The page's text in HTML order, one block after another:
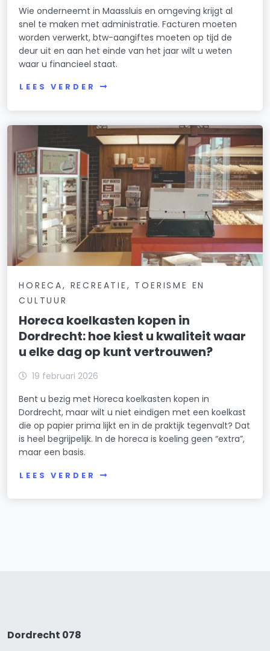
Wie onderneemt in Maassluis en omgeving krijgt al
snel te maken met administratie. Facturen moeten
worden verwerkt, btw-aangiftes moeten op tijd de
deur uit en aan het einde van het jaar wilt u weten
waar u financieel staat.
LEES VERDER
HORECA, RECREATIE, TOERISME EN
CULTUUR
Horeca koelkasten kopen in
Dordrecht: hoe kiest u kwaliteit waar
u elke dag op kunt vertrouwen?
19 februari 2026
Bent u bezig met Horeca koelkasten kopen in
Dordrecht, maar wilt u niet eindigen met een koelkast
die op papier prima lijkt en in de praktijk tegenvalt? Dat
is heel begrijpelijk. In de horeca is koeling geen “extra”,
maar een basis.
LEES VERDER
Dordrecht 078